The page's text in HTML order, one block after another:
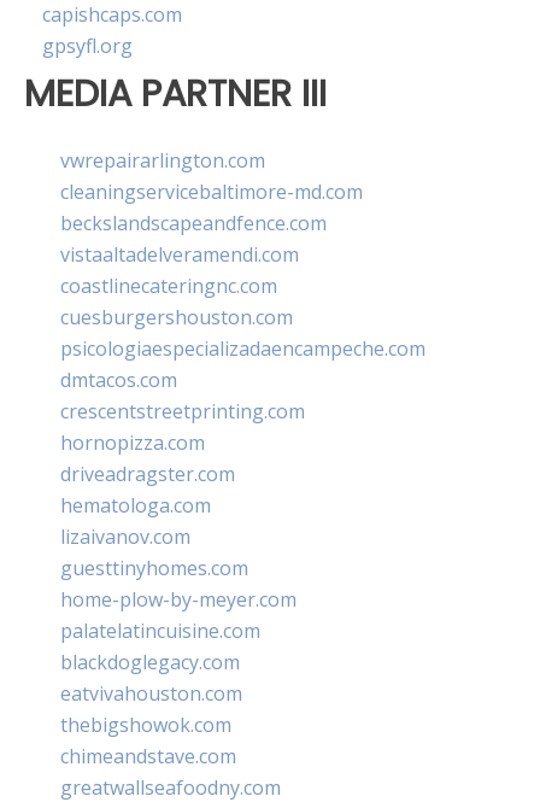
capishcaps.com
gpsyfl.org
MEDIA PARTNER III
vwrepairarlington.com
cleaningservicebaltimore-md.com
beckslandscapeandfence.com
vistaaltadelveramendi.com
coastlinecateringnc.com
cuesburgershouston.com
psicologiaespecializadaencampeche.com
dmtacos.com
crescentstreetprinting.com
hornopizza.com
driveadragster.com
hematologa.com
lizaivanov.com
guesttinyhomes.com
home-plow-by-meyer.com
palatelatincuisine.com
blackdoglegacy.com
eatvivahouston.com
thebigshowok.com
chimeandstave.com
greatwallseafoodny.com